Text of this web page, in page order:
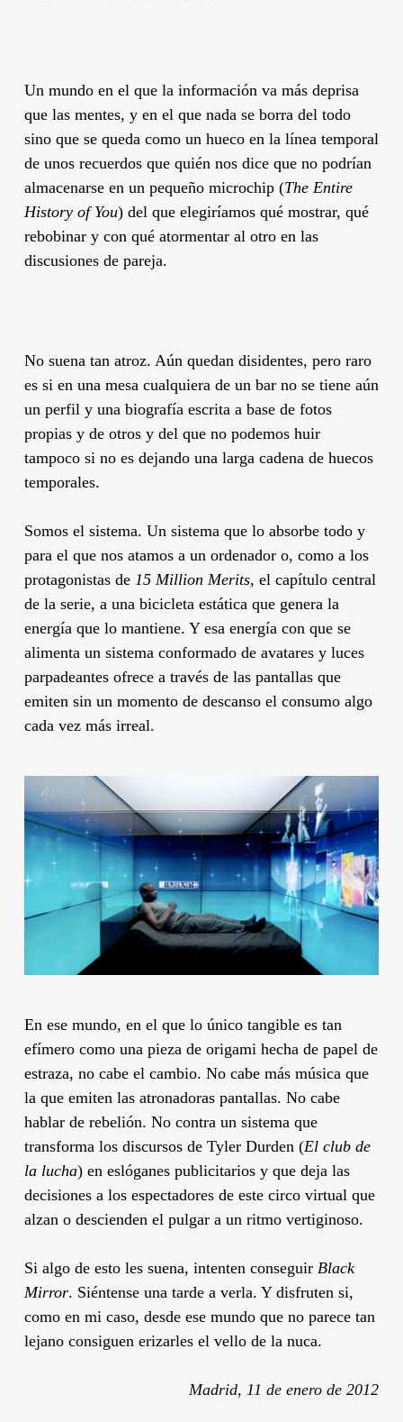
Un mundo en el que la información va más deprisa
que las mentes, y en el que nada se borra del todo
sino que se queda como un hueco en la línea temporal
de unos recuerdos que quién nos dice que no podrían
almacenarse en un pequeño microchip (The Entire
History of You) del que elegiríamos qué mostrar, qué
rebobinar y con qué atormentar al otro en las
discusiones de pareja.
No suena tan atroz. Aún quedan disidentes, pero raro
es si en una mesa cualquiera de un bar no se tiene aún
un perfil y una biografía escrita a base de fotos
propias y de otros y del que no podemos huir
tampoco si no es dejando una larga cadena de huecos
temporales.
Somos el sistema. Un sistema que lo absorbe todo y
para el que nos atamos a un ordenador o, como a los
protagonistas de 15 Million Merits, el capítulo central
de la serie, a una bicicleta estática que genera la
energía que lo mantiene. Y esa energía con que se
alimenta un sistema conformado de avatares y luces
parpadeantes ofrece a través de las pantallas que
emiten sin un momento de descanso el consumo algo
cada vez más irreal.
En ese mundo, en el que lo único tangible es tan
efímero como una pieza de origami hecha de papel de
estraza, no cabe el cambio. No cabe más música que
la que emiten las atronadoras pantallas. No cabe
hablar de rebelión. No contra un sistema que
transforma los discursos de Tyler Durden (El club de
la lucha) en eslóganes publicitarios y que deja las
decisiones a los espectadores de este circo virtual que
alzan o descienden el pulgar a un ritmo vertiginoso.
Si algo de esto les suena, intenten conseguirBlack
Mirror. Siéntense una tarde a verla. Y disfruten si,
como en mi caso, desde ese mundo que no parece tan
lejano consiguen erizarles el vello de la nuca.
Madrid, 11 de enero de 2012